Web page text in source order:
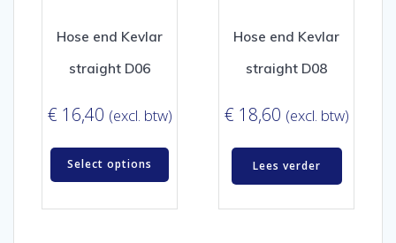
Hose end Kevlar
straight D06
€ 16,40 (excl. btw)
Select options
Hose end Kevlar
straight D08
€ 18,60 (excl. btw)
Lees verder